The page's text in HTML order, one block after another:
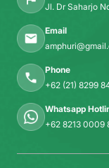
Jl. Dr Saharjo
Email
Phone
+62 (21) 8299
Whatsapp
+62 8213 0009